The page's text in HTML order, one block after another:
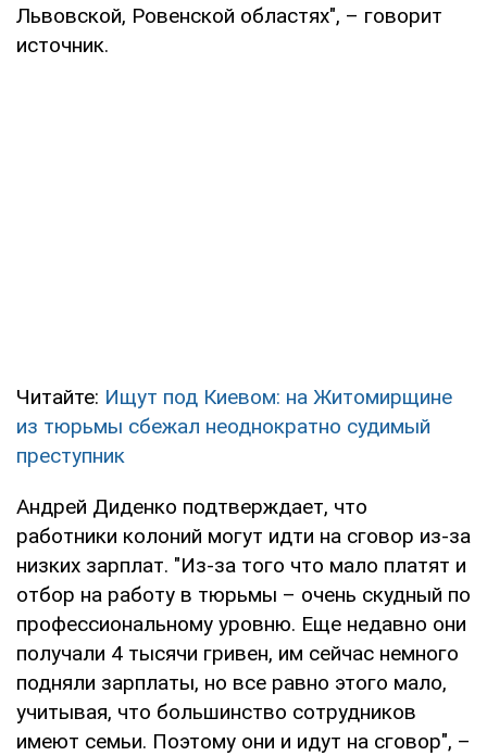
Львовской, Ровенской областях", – говорит
источник.
Читайте: Ищут под Киевом: на Житомирщине
из тюрьмы сбежал неоднократно судимый
преступник
Андрей Диденко подтверждает, что
работники колоний могут идти на сговор из-за
низких зарплат. "Из-за того что мало платят и
отбор на работу в тюрьмы – очень скудный по
профессиональному уровню. Еще недавно они
получали 4 тысячи гривен, им сейчас немного
подняли зарплаты, но все равно этого мало,
учитывая, что большинство сотрудников
имеют семьи. Поэтому они и идут на сговор", –